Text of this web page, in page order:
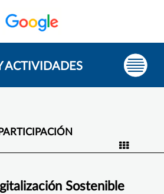
ACTIVIDADES
PARTICIPACIÓN
Sostenible